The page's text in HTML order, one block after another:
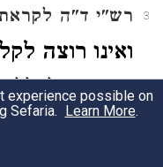
3 רש"י ד"ה
ואינו רוצה
שיתרצה
קיטרוג של
experience possible on
Sefaria. Learn More.